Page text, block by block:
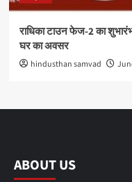
राधिका टाउन फेज-2 का
घर का अवसर
hindusthan samvad
ABOUT US